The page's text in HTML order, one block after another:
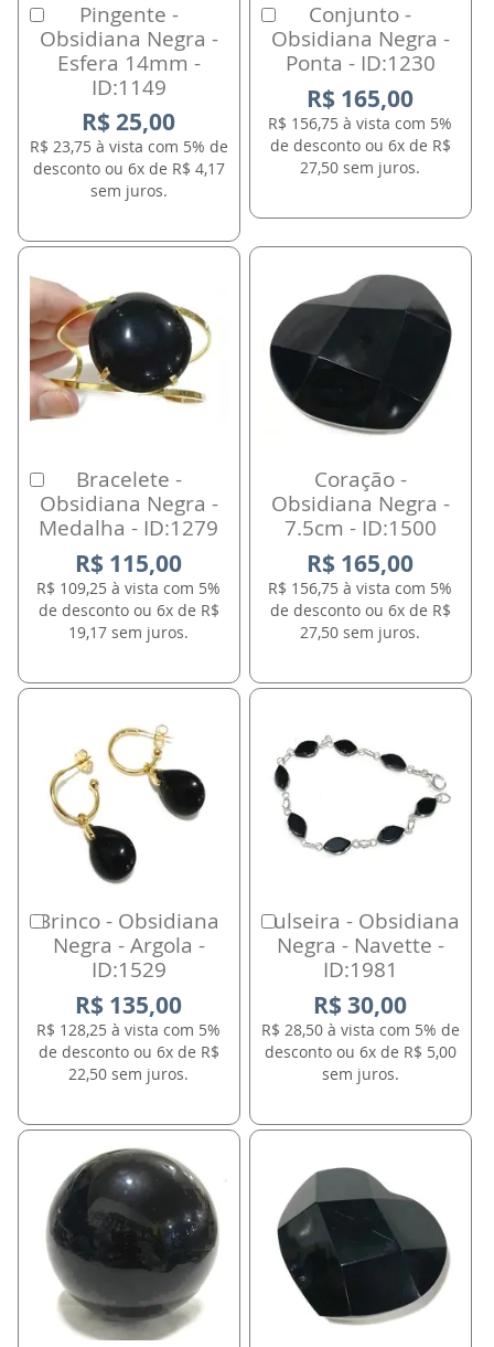
Pingente -
Obsidiana Negra -
Esfera 14mm -
ID:1149
R$ 25,00
R$ 23,75 à vista com 5% de
desconto ou 6x de R$ 4,17
sem juros.
Comprar
Conjunto -
Obsidiana Negra -
Ponta - ID:1230
R$ 165,00
R$ 156,75 à vista com 5%
de desconto ou 6x de R$
27,50 sem juros.
Comprar
Bracelete -
Obsidiana Negra -
Medalha - ID:1279
R$ 115,00
R$ 109,25 à vista com 5%
de desconto ou 6x de R$
19,17 sem juros.
Comprar
Coração -
Obsidiana Negra -
7.5cm - ID:1500
R$ 165,00
R$ 156,75 à vista com 5%
de desconto ou 6x de R$
27,50 sem juros.
Brinco - Obsidiana
Negra - Argola -
ID:1529
R$ 135,00
R$ 128,25 à vista com 5%
de desconto ou 6x de R$
22,50 sem juros.
Comprar
Pulseira - Obsidiana
Negra - Navette -
ID:1981
R$ 30,00
R$ 28,50 à vista com 5% de
desconto ou 6x de R$ 5,00
sem juros.
Comprar